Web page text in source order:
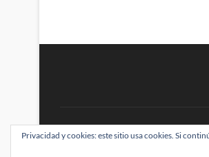
BRAINSTOMPING| Diseñado por:
Privacidad y cookies: este sitio usa cookies. Si